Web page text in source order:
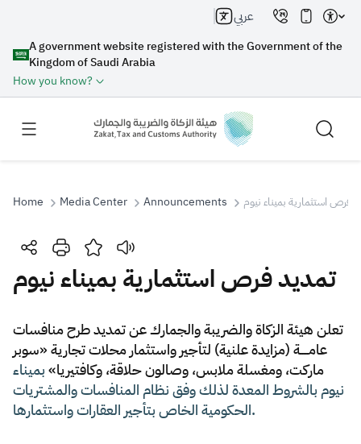
A government website registered with the Government of the
Kingdom of Saudi Arabia
How you know?
عربي
Search
Suggestions
Zakat Customs VAT
Tax Declaration
Real Estate Transactions
Home Media Center Announcements فرص استثمارية بميناء نيوم
تمديد فرص استثمارية بميناء نيوم
​تعلن هيئة الزكاة والضريبة والجمارك عن تمديد طرح منافسات
عامـــــة (مزايدة علنية) لتأجير واستثمار محلات تجارية «سوبر
ماركت، ومغسلة ملابس، وصالون حلاقة، وكافتيريا»بميناء
نيوم بالشروط المعدة لذلك وفق نظام المنافسات والمشتريات
الحكومية الخاص بتأجير العقارات واستثمارها.